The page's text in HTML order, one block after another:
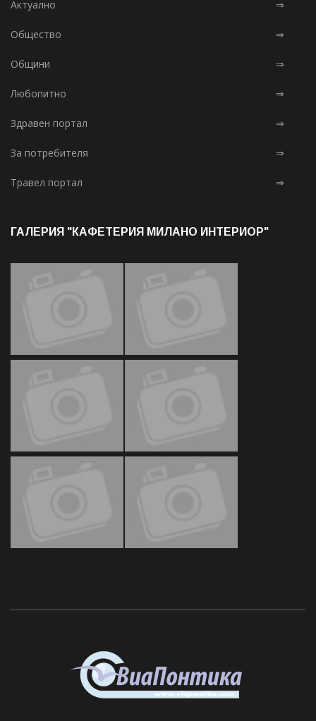
Актуално ⇒
Общество ⇒
Общини ⇒
Любопитно ⇒
Здравен портал ⇒
За потребителя ⇒
Травел портал ⇒
ГАЛЕРИЯ "КАФЕТЕРИЯ МИЛАНО ИНТЕРИОР"